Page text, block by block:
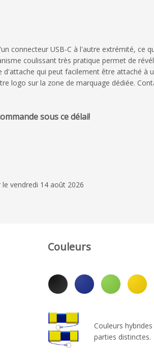
connecteur USB-C à l'autre extrémité, ce
coulissant très pratique permet de
d'attache qui peut facilement être attaché à
logo sur la zone de marquage dédiée.
sous ce délai!
vendredi 14 août 2026
12 décembre 2023
nous les avions
chez Flashbay.
Couleurs
Couleurs
parties